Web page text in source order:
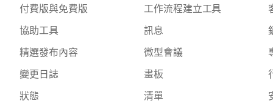
付費版與免費版
協助工具
精選發布內容
變更日誌
狀態
工作流程建立工具
訊息
微型會議
畫板
清單